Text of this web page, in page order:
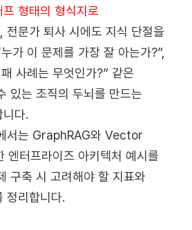
형태의 형식지로
전문가 퇴사 시에도 지식 단절을
가 이 문제를 가장 잘 아는가?”,
사례는 무엇인가?” 같은
있는 조직의 두뇌를 만드는
다.
서는 GraphRAG와 Vector
엔터프라이즈 아키텍처 예시를
구축 시 고려해야 할 지표와
정리합니다.